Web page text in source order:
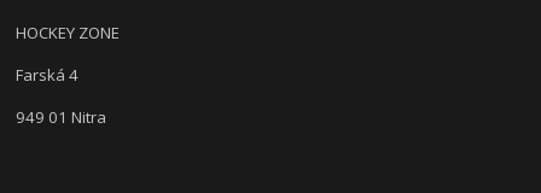
HOCKEY ZONE
Farská 4
949 01 Nitra